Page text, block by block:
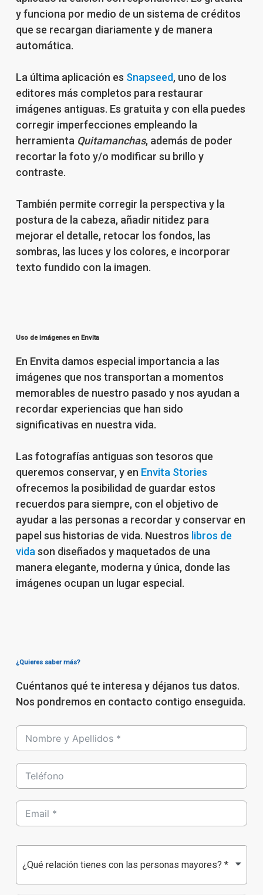
y funciona por medio de un sistema de créditos
que se recargan diariamente y de manera
automática.
La última aplicación es Snapseed, uno de los
editores más completos para restaurar
imágenes antiguas. Es gratuita y con ella puedes
corregir imperfecciones empleando la
herramienta Quitamanchas, además de poder
recortar la foto y/o modificar su brillo y
contraste.
También permite corregir la perspectiva y la
postura de la cabeza, añadir nitidez para
mejorar el detalle, retocar los fondos, las
sombras, las luces y los colores, e incorporar
texto fundido con la imagen.
Uso de imágenes en Envita
En Envita damos especial importancia a las
imágenes que nos transportan a momentos
memorables de nuestro pasado y nos ayudan a
recordar experiencias que han sido
significativas en nuestra vida.
Las fotografías antiguas son tesoros que
queremos conservar, y en Envita Stories
ofrecemos la posibilidad de guardar estos
recuerdos para siempre, con el objetivo de
ayudar a las personas a recordar y conservar en
papel sus historias de vida. Nuestros libros de
vida son diseñados y maquetados de una
manera elegante, moderna y única, donde las
imágenes ocupan un lugar especial.
¿Quieres saber más?
Cuéntanos qué te interesa y déjanos tus datos.
Nos pondremos en contacto contigo enseguida.
¿Qué relación tienes con las personas mayores? *